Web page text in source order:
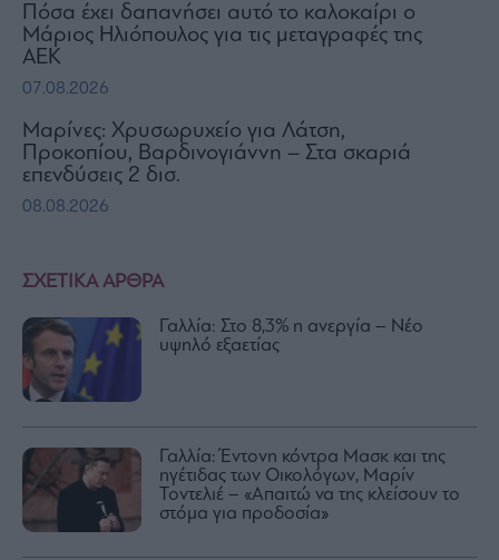
ΣΧΕΤΙΚΑ ΑΡΘΡΑ
Γαλλία: Στο 8,3% η ανεργία – Νέο
υψηλό εξαετίας
Γαλλία: Έντονη κόντρα Μασκ και της
ηγέτιδας των Οικολόγων, Μαρίν
Τοντελιέ – «Απαιτώ να της κλείσουν το
στόμα για προδοσία»
Πόσα έχει δαπανήσει αυτό το καλοκαίρι ο
Μάριος Ηλιόπουλος για τις μεταγραφές της
ΑΕΚ
07.08.2026
Μαρίνες: Χρυσωρυχείο για Λάτση,
Προκοπίου, Βαρδινογιάννη – Στα σκαριά
επενδύσεις 2 δισ.
08.08.2026